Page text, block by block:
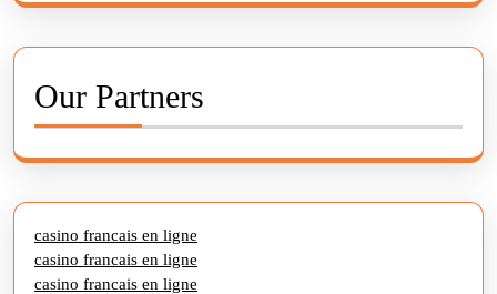
Our Partners
casino francais en ligne
casino francais en ligne
casino francais en ligne